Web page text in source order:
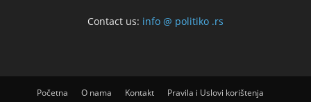
Contact us: info @ politiko .rs
Početna O nama Kontakt
Pravila i Uslovi korištenja